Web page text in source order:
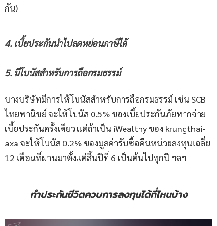
กัน)
4. เบี้ยประกันนำไปลดหย่อนภาษีได้
5. มีโบนัสสำหรับการถือกรมธรรม์
บางบริษัทมีการให้โบนัสสำหรับการถือกรมธรรม์ เช่น SCB
ไทยพานิชย์ จะให้โบนัส 0.5% ของเบี้ยประกันภัยหากจ่าย
เบี้ยประกันครั้งเดียว แต่ถ้าเป็น iWealthy ของ krungthai-
axa จะให้โบนัส 0.2% ของมูลค่ารับซื้อคืนหน่วยลงทุนเฉลี่ย
12 เดือนที่ผ่านมาตั้งแต่สิ้นปีที่ 6 เป็นต้นไปทุกปี ฯลฯ
ทำประกันชีวิตควบการลงทุนได้ที่ไหนบ้าง